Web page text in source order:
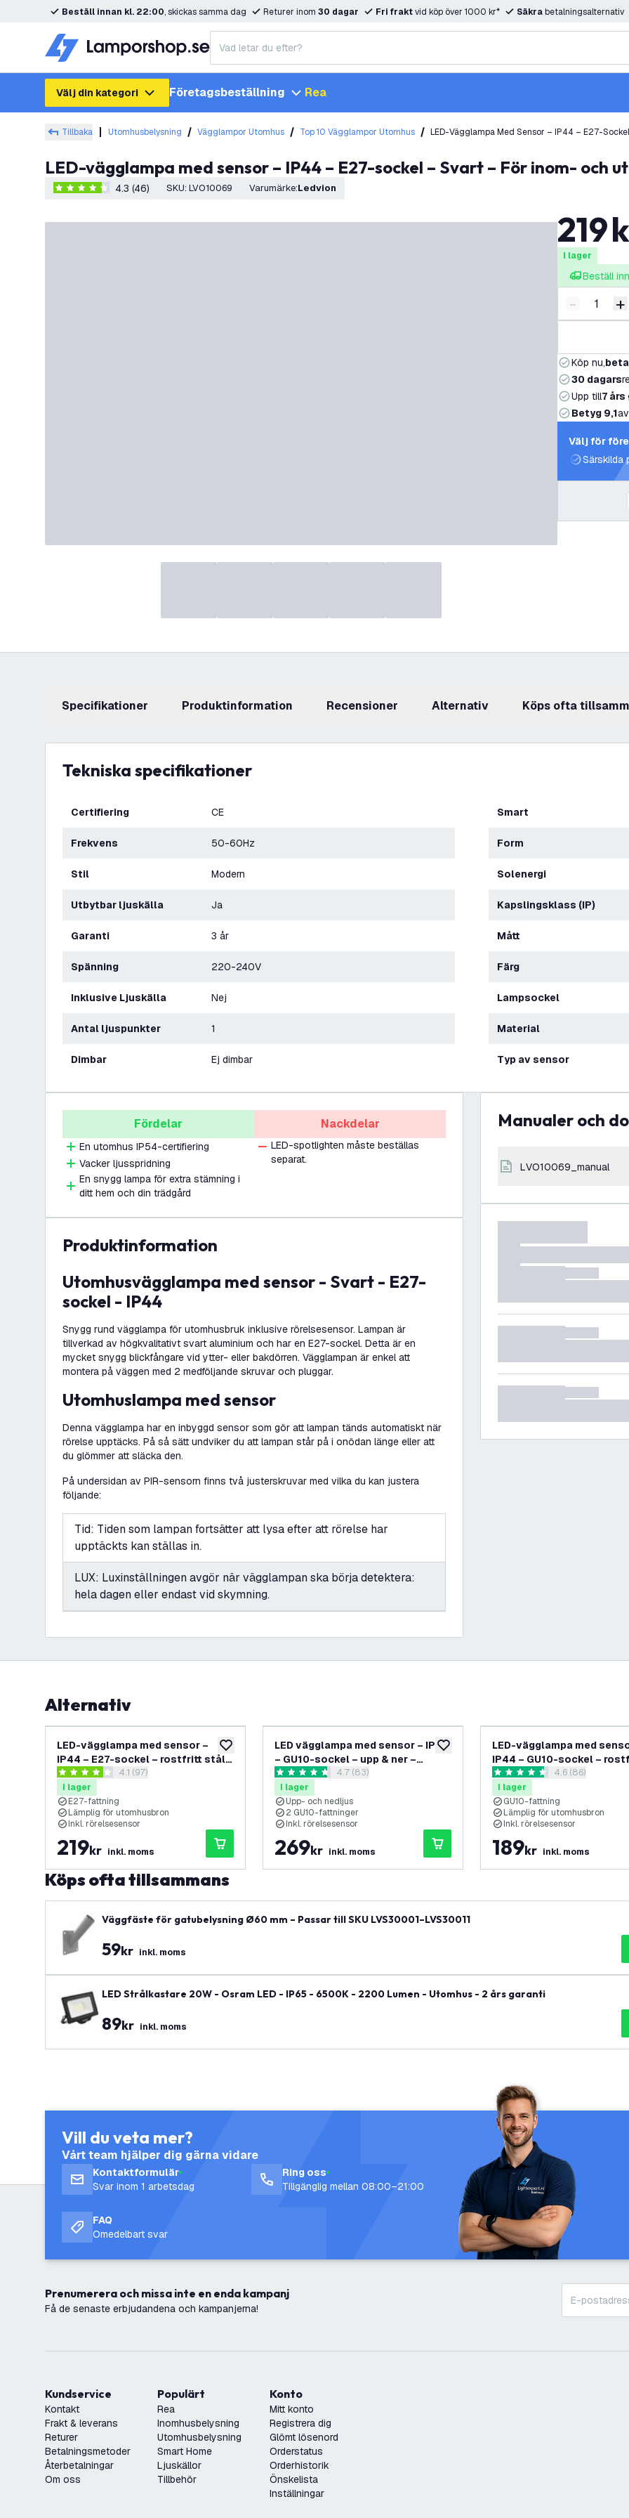
Beställ innan kl. 22:00, skickas samma dag Returer inom 30 dagar Fri fraktvid köp över 1000 kr* Säkrabetalningsalternativ
Välj din kategori Företagsbeställning Rea
Tillbaka Utomhusbelysning Vägglampor Utomhus Top 10 Vägglampor Utomhus LED-Vägglampa Med Sensor – IP44 – E27-
LED-vägglampa med sensor – IP44 – E27-sockel – Svart – För inom- och
4.3 stjärnbetyg4.3 (46) SKU: LVO10069 Varumärke: Ledvion
219
I lager
Beställ
Minska
- +
Köp nu,
30 dagars
Upp till7
Betyg 9,1av
Välj för
Särskilda
Specifikationer produktinformation recensioner Alternativ Köps ofta
Tekniska specifikationer
Certifiering CE
Frekvens 50-60Hz
Stil Modern
Utbytbar ljuskälla Ja
Garanti 3 år
Spänning 220-240V
Inklusive Ljuskälla Nej
Antal ljuspunkter 1
Dimbar Ej dimbar
Smart
Form
Solenergi
Kapslingsklass (IP)
Mått
Färg
Lampsockel
Material
Typ av sensor
Fördelar
En utomhus IP54-certifiering
Vacker ljusspridning
En snygg lampa för extra stämning i
ditt hem och din trädgård
Nackdelar
LED-spotlighten måste beställas
separat.
produktinformation
Utomhusvägglampa med sensor - Svart - E27-
sockel - IP44
Snygg rund vägglampa för utomhusbruk inklusive rörelsesensor. Lampan är
tillverkad av högkvalitativt svart aluminium och har en E27-sockel. Detta är en
mycket snygg blickfångare vid ytter- eller bakdörren. Vägglampan är enkel att
montera på väggen med 2 medföljande skruvar och pluggar.
Utomhuslampa med sensor
Denna vägglampa har en inbyggd sensor som gör att lampan tänds automatiskt när
rörelse upptäcks. På så sätt undviker du att lampan står på i onödan länge eller att
du glömmer att släcka den.
På undersidan av PIR-sensorn finns två justerskruvar med vilka du kan justera
följande:
Tid: Tiden som lampan fortsätter att lysa efter att rörelse har
upptäckts kan ställas in.
LUX: Luxinställningen avgör när vägglampan ska börja detektera:
hela dagen eller endast vid skymning.
Manualer och
LVO10069_manual
Alternativ
lägg till i önskelistan
LED-vägglampa med sensor –
IP44 – E27-sockel – rostfritt stål –
för inom- & utomhusbruk
öppna recensionspanel
4.1 stjärnbetyg 4.1 (97)
I lager
E27-fattning
Lämplig för utomhusbron
Inkl. rörelsesensor
219kr inkl. moms
lägg till i önskelistan
LED vägglampa med sensor – IP44
– GU10-sockel – upp & ner –
rostfritt stål – för inom- och
utomhusbruk
öppna recensionspanel
4.7 stjärnbetyg4.7 (83)
I lager
Upp- och nedljus
2 GU10-fattninger
Inkl. rörelsesensor
269kr inkl. moms
LED-vägglampa med
IP44 – GU10-sockel –
– för inom- & utomhusbruk
öppna
4.6 stjärnbetyg4.6 (86)
I lager
GU10-fattning
Lämplig för utomhusbron
Inkl. rörelsesensor
189kr inkl. moms
Köps ofta tillsammans
Väggfäste för gatubelysning Ø60 mm – Passar till SKU LVS30001–LVS30011
59kr inkl. moms
LED Strålkastare 20W - Osram LED - IP65 - 6500K - 2200 Lumen - Utomhus - 2 års garanti
89kr inkl. moms
Vill du veta mer?
Vårt team hjälper dig gärna vidare
Kontaktformulär
Svar inom 1 arbetsdag
Ring oss
Tillgänglig mellan 08:00–21:00
FAQ
Omedelbart svar
Prenumerera och missa inte en enda kampanj
Få de senaste erbjudandena och kampanjerna!
Kundservice
Kontakt
Frakt & leverans
Returer
Betalningsmetoder
Återbetalningar
Om oss
Populärt
Rea
Inomhusbelysning
Utomhusbelysning
Smart Home
Ljuskällor
Tillbehör
Konto
Mitt konto
Registrera dig
Glömt lösenord
Orderstatus
Orderhistorik
Önskelista
Inställningar